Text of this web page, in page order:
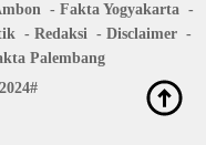
Fakta Yogyakarta
Redaksi
Disclaimer
Palembang